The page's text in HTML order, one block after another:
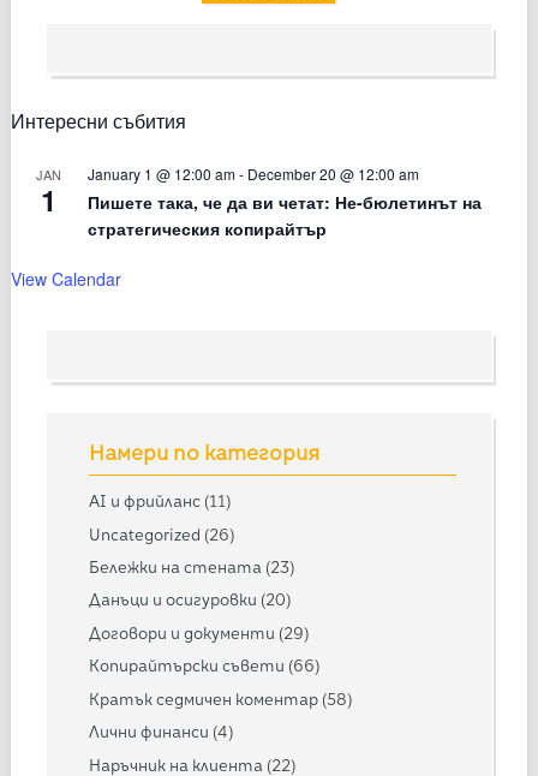
Интересни събития
JAN
1
January 1 @ 12:00 am- December 20 @ 12:00 am
Пишете така, че да ви четат: Не-бюлетинът на
стратегическия копирайтър
View Calendar
Намери по категория
AI и фрийланс (11)
Uncategorized (26)
Бележки на стената (23)
Данъци и осигуровки (20)
Договори и документи (29)
Копирайтърски съвети (66)
Кратък седмичен коментар (58)
Лични финанси (4)
Наръчник на клиента (22)